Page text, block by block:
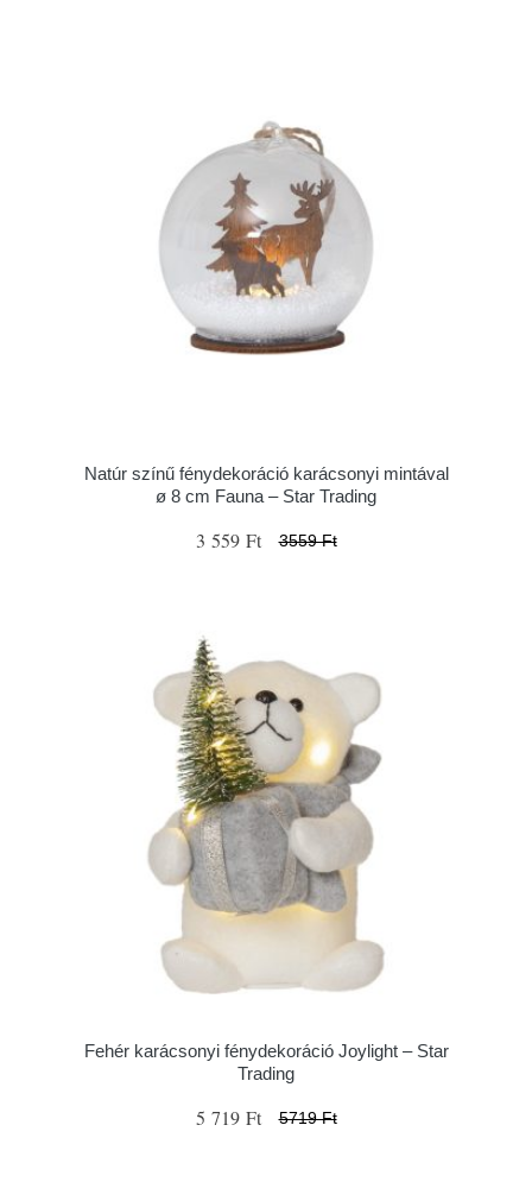
Natúr színű fénydekoráció karácsonyi mintával
ø 8 cm Fauna – Star Trading
3 559 Ft 3559 Ft
Fehér karácsonyi fénydekoráció Joylight – Star
Trading
5 719 Ft 5719 Ft